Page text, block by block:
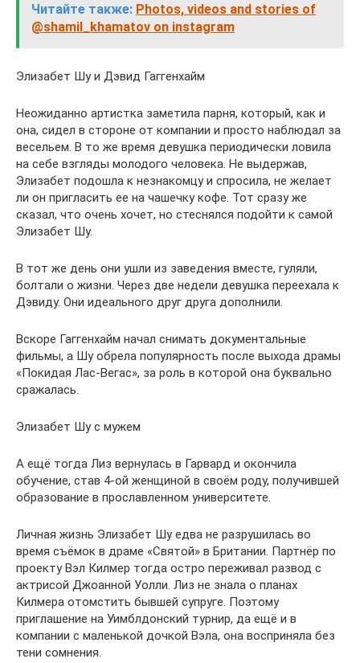
Читайте также: Photos, videos and stories of
@shamil_khamatov on instagram
Элизабет Шу и Дэвид Гаггенхайм
Неожиданно артистка заметила парня, который, как и
она, сидел в стороне от компании и просто наблюдал за
весельем. В то же время девушка периодически ловила
на себе взгляды молодого человека. Не выдержав,
Элизабет подошла к незнакомцу и спросила, не желает
ли он пригласить ее на чашечку кофе. Тот сразу же
сказал, что очень хочет, но стеснялся подойти к самой
Элизабет Шу.
В тот же день они ушли из заведения вместе, гуляли,
болтали о жизни. Через две недели девушка переехала к
Дэвиду. Они идеального друг друга дополнили.
Вскоре Гаггенхайм начал снимать документальные
фильмы, а Шу обрела популярность после выхода драмы
«Покидая Лас-Вегас», за роль в которой она буквально
сражалась.
Элизабет Шу с мужем
А ещё тогда Лиз вернулась в Гарвард и окончила
обучение, став 4-ой женщиной в своём роду, получившей
образование в прославленном университете.
Личная жизнь Элизабет Шу едва не разрушилась во
время съёмок в драме «Святой» в Британии. Партнёр по
проекту Вэл Килмер тогда остро переживал развод с
актрисой Джоанной Уолли. Лиз не знала о планах
Килмера отомстить бывшей супруге. Поэтому
приглашение на Уимблдонский турнир, да ещё и в
компании с маленькой дочкой Вэла, она восприняла без
тени сомнения.